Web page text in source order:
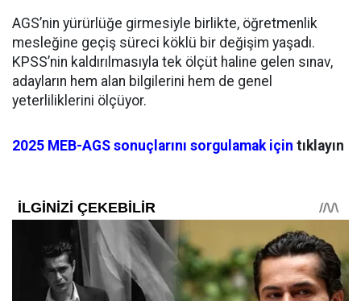
AGS’nin yürürlüğe girmesiyle birlikte, öğretmenlik
mesleğine geçiş süreci köklü bir değişim yaşadı.
KPSS’nin kaldırılmasıyla tek ölçüt haline gelen sınav,
adayların hem alan bilgilerini hem de genel
yeterliliklerini ölçüyor.
2025 MEB-AGS sonuçlarını sorgulamak için tıklayın